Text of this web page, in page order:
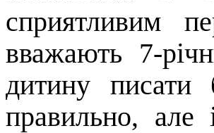
сприятливим
вважають 7-
дитину
правильно, але